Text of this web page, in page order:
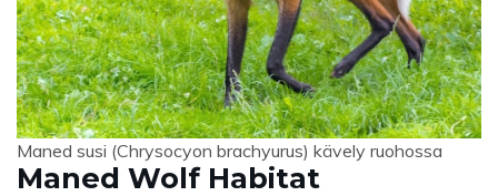
Maned susi (Chrysocyon brachyurus) kävely ruohossa
Maned Wolf Habitat